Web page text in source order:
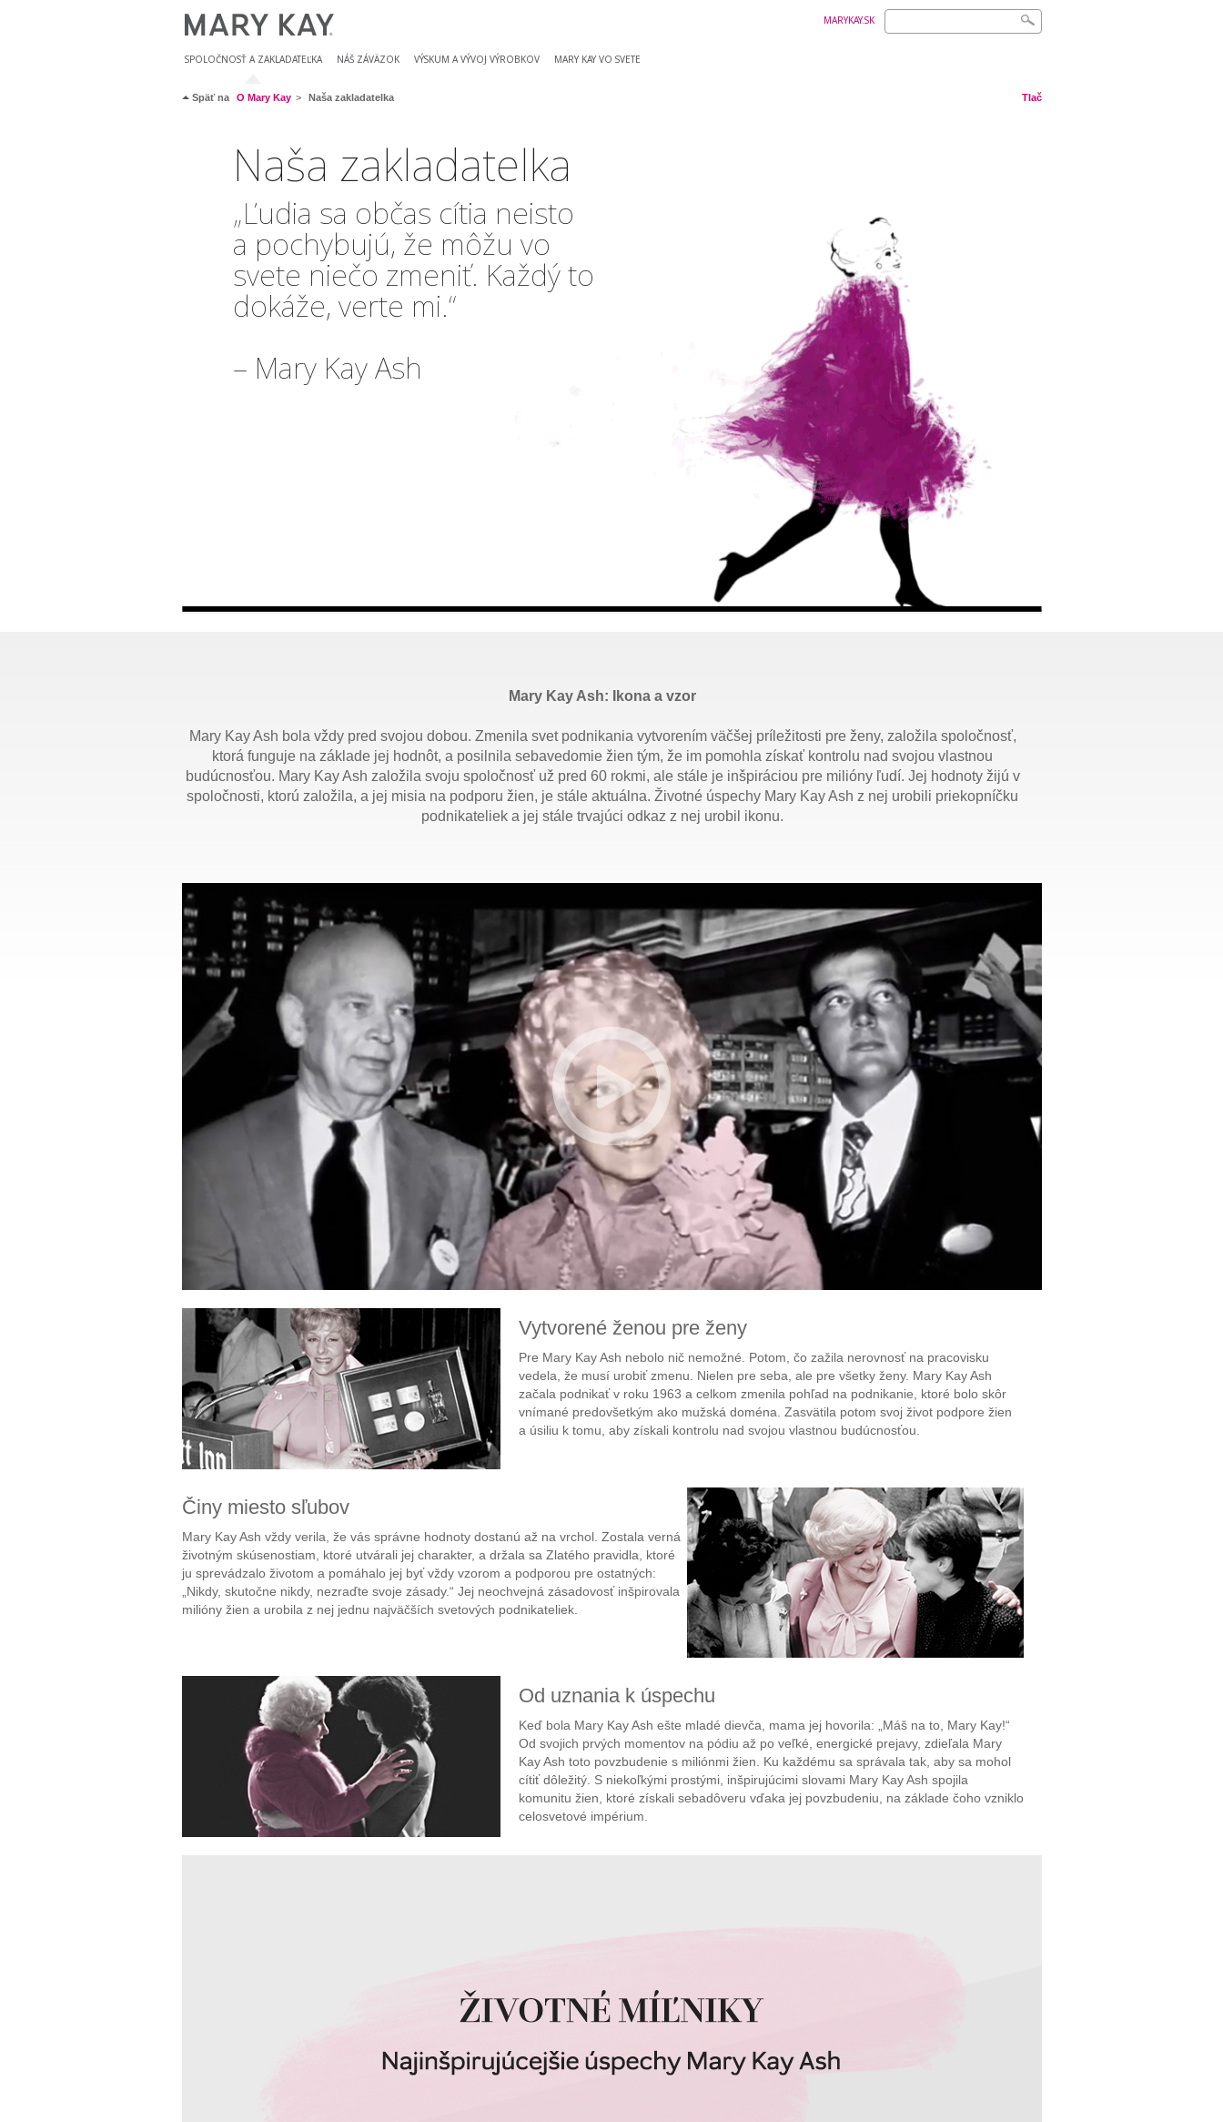
SPOLOČNOSŤ A ZAKLADATEĽKA NÁŠ ZÁVÄZOK VÝSKUM A VÝVOJ VÝROBKOV MARY KAY VO SVETE
MARYKAY.SK
Späť na O Mary Kay Naša zakladatelka Tlač
Naša zakladatelka
„Ľudia sa občas cítia neisto
a pochybujú, že môžu vo
svete niečo zmeniť. Každý to
dokáže, verte mi.“
– Mary Kay Ash
Mary Kay Ash: Ikona a vzor
Mary Kay Ash bola vždy pred svojou dobou. Zmenila svet podnikania vytvorením väčšej príležitosti pre ženy, založila spoločnosť,
ktorá funguje na základe jej hodnôt, a posilnila sebavedomie žien tým, že im pomohla získať kontrolu nad svojou vlastnou
budúcnosťou. Mary Kay Ash založila svoju spoločnosť už pred 60 rokmi, ale stále je inšpiráciou pre milióny ľudí. Jej hodnoty žijú v
spoločnosti, ktorú založila, a jej misia na podporu žien, je stále aktuálna. Životné úspechy Mary Kay Ash z nej urobili priekopníčku
podnikateliek a jej stále trvajúci odkaz z nej urobil ikonu.
Vytvorené ženou pre ženy
Pre Mary Kay Ash nebolo nič nemožné. Potom, čo zažila nerovnosť na pracovisku
vedela, že musí urobiť zmenu. Nielen pre seba, ale pre všetky ženy. Mary Kay Ash
začala podnikať v roku 1963 a celkom zmenila pohľad na podnikanie, ktoré bolo skôr
vnímané predovšetkým ako mužská doména. Zasvätila potom svoj život podpore žien
a úsiliu k tomu, aby získali kontrolu nad svojou vlastnou budúcnosťou.
Činy miesto sľubov
Mary Kay Ash vždy verila, že vás správne hodnoty dostanú až na vrchol. Zostala verná
životným skúsenostiam, ktoré utvárali jej charakter, a držala sa Zlatého pravidla, ktoré
ju sprevádzalo životom a pomáhalo jej byť vždy vzorom a podporou pre ostatných:
„Nikdy, skutočne nikdy, nezraďte svoje zásady.“ Jej neochvejná zásadovosť inšpirovala
milióny žien a urobila z nej jednu najväčších svetových podnikateliek.
Od uznania k úspechu
Keď bola Mary Kay Ash ešte mladé dievča, mama jej hovorila: „Máš na to, Mary Kay!“
Od svojich prvých momentov na pódiu až po veľké, energické prejavy, zdieľala Mary
Kay Ash toto povzbudenie s miliónmi žien. Ku každému sa správala tak, aby sa mohol
cítiť dôležitý. S niekoľkými prostými, inšpirujúcimi slovami Mary Kay Ash spojila
komunitu žien, ktoré získali sebadôveru vďaka jej povzbudeniu, na základe čoho vzniklo
celosvetové impérium.